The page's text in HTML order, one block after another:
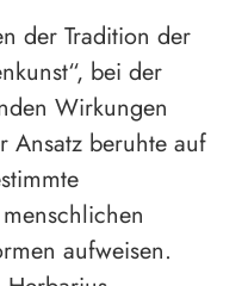
der Tradition der
bei der
Wirkungen
Ansatz beruhte auf
aufweisen.